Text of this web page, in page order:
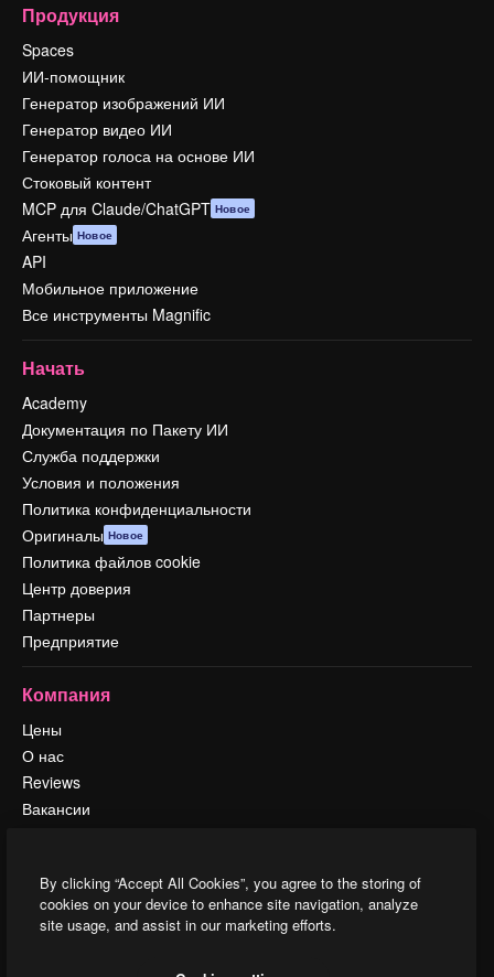
Продукция
Spaces
ИИ-помощник
Генератор изображений ИИ
Генератор видео ИИ
Генератор голоса на основе ИИ
Стоковый контент
MCP для Claude/ChatGPT Новое
Агенты Новое
API
Мобильное приложение
Все инструменты Magnific
Начать
Academy
Документация по Пакету ИИ
Служба поддержки
Условия и положения
Политика конфиденциальности
Оригиналы Новое
Политика файлов cookie
Центр доверия
Партнеры
Предприятие
Компания
Цены
О нас
Reviews
Вакансии
События
Slidesgo
Продайте свой контент
By clicking “Accept All Cookies”, you agree to the storing of
cookies on your device to enhance site navigation, analyze
site usage, and assist in our marketing efforts.